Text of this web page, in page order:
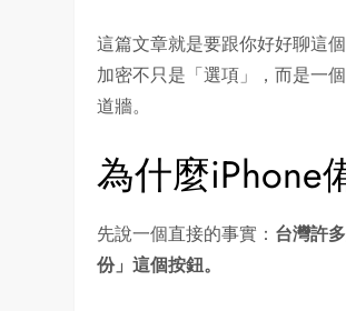
這篇文章就是要跟你好好聊這
加密不只是「選項」，而是一
道牆。
為什麼iPhone
先說一個直接的事實： 台灣許
份」這個按鈕。